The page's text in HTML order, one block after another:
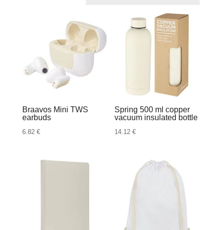
Braavos Mini TWS
earbuds
6.82 €
Spring 500 ml copper
vacuum insulated bottle
14.12€